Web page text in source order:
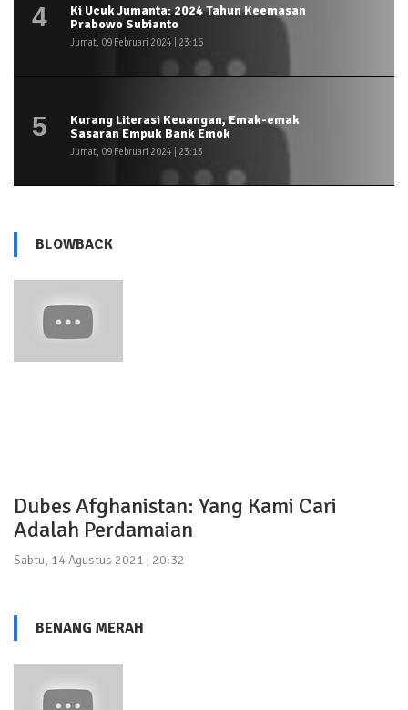
4
Ki Ucuk Jumanta: 2024 Tahun Keemasan
Prabowo Subianto
Jumat, 09 Februari 2024 | 23:16
5
Kurang Literasi Keuangan, Emak-emak
Sasaran Empuk Bank Emok
Jumat, 09 Februari 2024 | 23:13
BLOWBACK
Dubes Afghanistan: Yang Kami Cari
Adalah Perdamaian
Sabtu, 14 Agustus 2021 | 20:32
BENANG MERAH